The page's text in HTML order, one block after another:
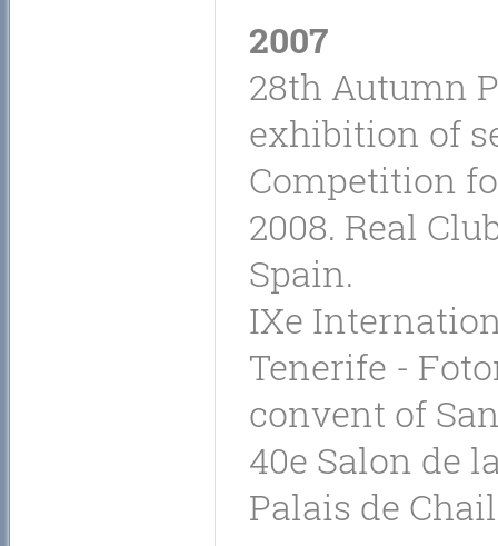
2007
28th Autumn
exhibition of
Competition
2008. Real
Spain.
IXe
Tenerife -
convent of
40e Salon de
Palais de